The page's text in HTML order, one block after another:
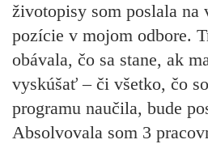
životopisy som poslala na
pozície v mojom odbore.
obávala, čo sa stane, ak
vyskúšať – či všetko, čo
programu naučila, bude
Absolvovala som 3